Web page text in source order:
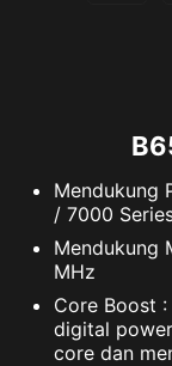
Mendukung
/ 7000
Mendukung
MHz
Core Boost
digital
core dan